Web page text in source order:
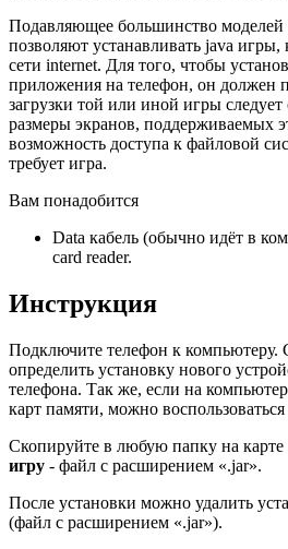
Подавляющее большинство
позволяют устанавливать java игры,
сети internet. Для того, чтобы
приложения на телефон, он должен
загрузки той или иной игры
размеры экранов, поддерживаемых
возможность доступа к файловой
требует игра.
Вам понадобится
Data кабель (обычно идёт в
card reader.
Инструкция
Подключите телефон к компьютеру.
определить установку нового
телефона. Так же, если на
карт памяти, можно
Скопируйте в любую папку на
игру - файл с расширением «.jar».
После установки можно удалить
(файл с расширением «.jar»).